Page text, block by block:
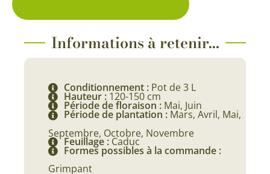
Informations à retenir...
Conditionnement : Pot de 3 L
Hauteur : 120-150 cm
Période de floraison : Mai, Juin
Période de plantation : Mars, Avril, Mai,
Septembre, Octobre, Novembre
Feuillage : Caduc
Formes possibles à la commande :
Grimpant